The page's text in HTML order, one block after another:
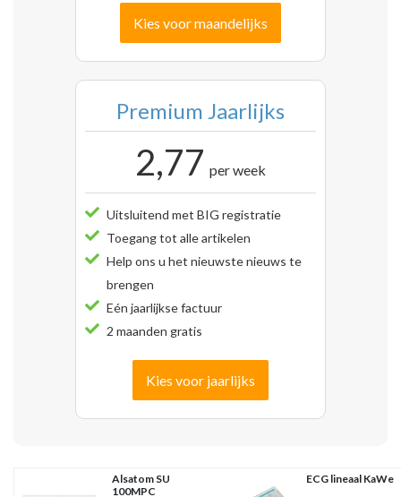
Kies voor maandelijks
Premium Jaarlijks
2,77 per week
Uitsluitend met BIG registratie
Toegang tot alle artikelen
Help ons u het nieuwste nieuws te
brengen
Eén jaarlijkse factuur
2 maanden gratis
Kies voor jaarlijks
Alsatom SU
100MPC
ECG lineaal KaWe